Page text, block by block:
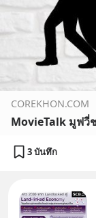
COREKHON.COM
3 บันทึก